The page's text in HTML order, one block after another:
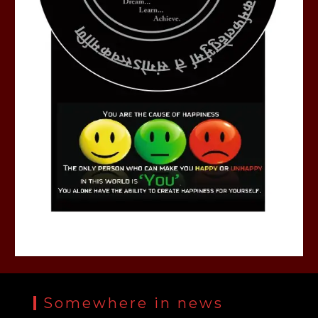
Somewhere in news